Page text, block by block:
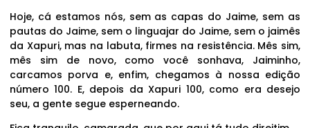
Hoje, cá estamos nós, sem as capas do Jaime, sem as
pautas do Jaime, sem o linguajar do Jaime, sem o jaimês
da Xapuri, mas na labuta, firmes na resistência. Mês sim,
mês sim de novo, como você sonhava, Jaiminho,
carcamos porva e, enfim, chegamos à nossa edição
número 100. E, depois da Xapuri 100, como era desejo
seu, a gente segue esperneando.